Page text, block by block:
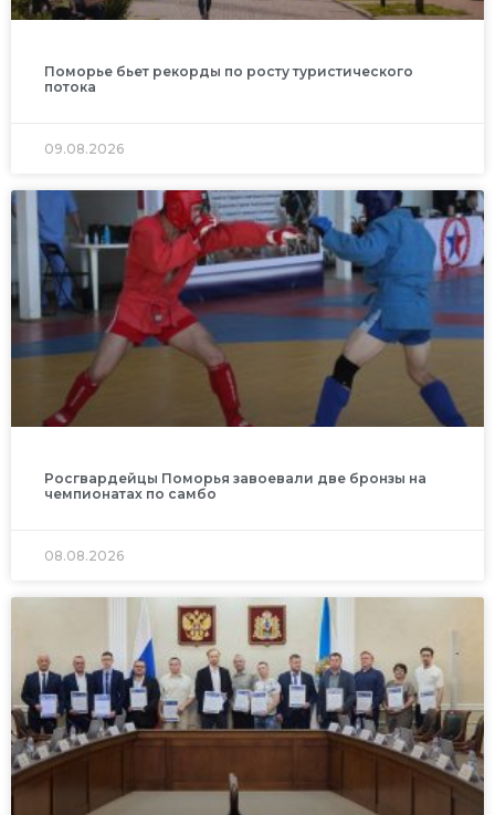
Поморье бьет рекорды по росту туристического
потока
09.08.2026
Росгвардейцы Поморья завоевали две бронзы на
чемпионатах по самбо
08.08.2026